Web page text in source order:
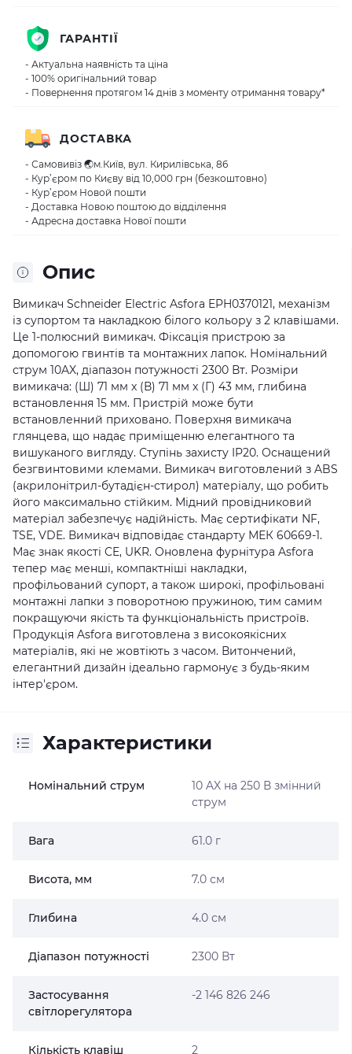
Опис
Вимикач Schneider Electric Asfora EPH0370121, механізм
із супортом та накладкою білого кольору з 2 клавішами.
Це 1-полюсний вимикач. Фіксація пристрою за
допомогою гвинтів та монтажних лапок. Номінальний
струм 10AX, діапазон потужності 2300 Вт. Розміри
вимикача: (Ш) 71 мм x (В) 71 мм x (Г) 43 мм, глибина
встановлення 15 мм. Пристрій може бути
встановленний приховано. Поверхня вимикача
глянцева, що надає приміщенню елегантного та
вишуканого вигляду. Ступінь захисту IP20. Оснащений
безгвинтовими клемами. Вимикач виготовлений з ABS
(акрилонітрил-бутадієн-стирол) матеріалу, що робить
його максимально стійким. Мідний провідниковий
матеріал забезпечує надійність. Має сертифікати NF,
TSE, VDE. Вимикач відповідає стандарту МЕК 60669-1.
Має знак якості CE, UKR. Оновлена фурнітура Asfora
тепер має менші, компактніші накладки,
профільований супорт, а також широкі, профільовані
монтажні лапки з поворотною пружиною, тим самим
покращуючи якість та функціональність пристроїв.
Продукція Asfora виготовлена з високоякісних
матеріалів, які не жовтіють з часом. Витончений,
елегантний дизайн ідеально гармонує з будь-яким
інтер'єром.
Характеристики
Номінальний струм
10 AX на 250 В змінний
струм
Вага 61.0 г
Висота, мм 7.0 см
Глибина 4.0 см
Діапазон потужності 2300 Вт
Застосування
світлорегулятора
-2 146 826 246
Кількість клавіш 2
ГАРАНТІЇ
- Актуальна наявність та ціна
- 100% оригінальний товар
- Повернення протягом 14 днів з моменту отримання товару*
ДОСТАВКА
- Самовивіз 🌏м.Київ, вул. Кирилівська, 86
- Кур’єром по Києву від 10,000 грн (безкоштовно)
- Кур’єром Новой пошти
- Доставка Новою поштою до відділення
- Адресна доставка Нової пошти